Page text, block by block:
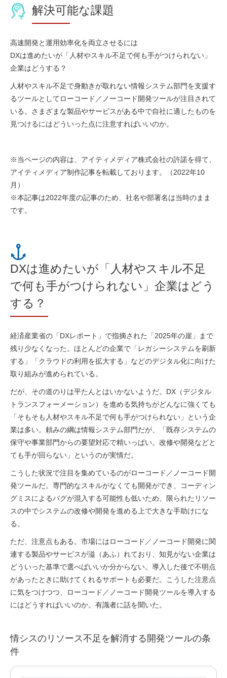
解決可能な課題
高速開発と運用効率化を両立させるには
DXは進めたいが「人材やスキル不足で何も手がつけられない」
企業はどうする？
人材やスキル不足で身動きが取れない情報システム部門を支援す
るツールとしてローコード／ノーコード開発ツールが注目されて
いる。さまざまな製品やサービスがある中で自社に適したものを
見つけるにはどういった点に注意すればいいのか。
※当ページの内容は、アイティメディア株式会社の許諾を得て、
アイティメディア制作記事を転載しております。（2022年10
月）
※本記事は2022年度の記事のため、社名や部署名は当時のまま
です。
DXは進めたいが「人材やスキル不足
で何も手がつけられない」企業はどう
する？
経済産業省の「DXレポート」で指摘された「2025年の崖」まで
残り少なくなった。ほとんどの企業で「レガシーシステムを刷新
する」「クラウドの利用を拡大する」などのデジタル化に向けた
取り組みが進められている。
だが、その道のりは平たんとはいかないようだ。DX（デジタル
トランスフォーメーション）を進める気持ちがどんなに強くても
「そもそも人材やスキル不足で何も手がつけられない」という企
業は多い。頼みの綱は情報システム部門だが、「既存システムの
保守や事業部門からの要望対応で精いっぱい。改修や開発などと
ても手が回らない」というのが実情だ。
こうした状況で注目を集めているのがローコード／ノーコード開
発ツールだ。専門的なスキルがなくても開発ができ、コーディン
グミスによるバグが混入する可能性も低いため、限られたリソー
スの中でシステムの改修や開発を進める上で大きな手助けにな
る。
ただ、注意点もある。市場にはローコード／ノーコード開発に関
連する製品やサービスが溢（あふ）れており、知見がない企業は
どういった基準で選べばいいか分からない。導入した後で不明点
があったときに助けてくれるサポートも必要だ。こうした注意点
に気をつけつつ、ローコード／ノーコード開発ツールを導入する
にはどうすればいいのか。有識者に話を聞いた。
情シスのリソース不足を解消する開発ツールの条
件